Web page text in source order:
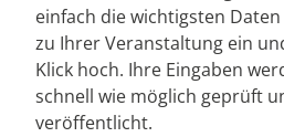
einfach die wichtigsten
zu Ihrer Veranstaltung ein
Klick hoch. Ihre Eingaben
schnell wie möglich geprüft
veröffentlicht.